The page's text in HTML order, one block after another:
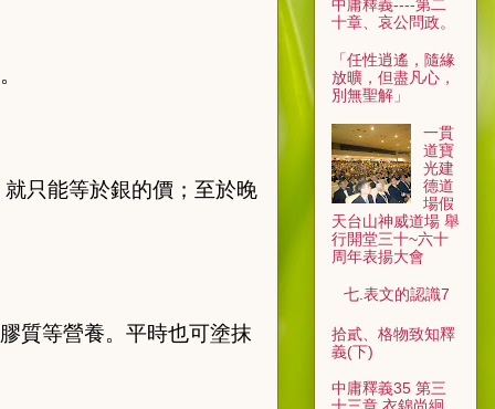
只能等於銀的價；至於晚
質等營養。平時也可塗抹
中庸釋義----第二
十章、哀公問政。
「任性逍遙，隨緣
放曠，但盡凡心，
別無聖解」
一貫
道寶
光建
德道
場假
天台山神威道場 舉
行開堂三十~六十
周年表揚大會
七.表文的認識7
拾貳、格物致知釋
義(下)
中庸釋義35 第三